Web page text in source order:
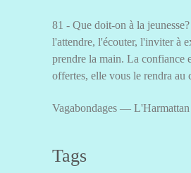
81 - Que doit-on à la
l'attendre, l'écouter, l'inviter à
prendre la main. La confiance
offertes, elle vous le rendra au
Vagabondages —
Tags